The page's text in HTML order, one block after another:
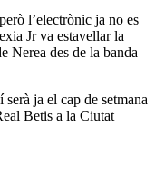
l’electrònic ja no es
Jr va estavellar la
Nerea des de la banda
ja el cap de setmana
Betis a la Ciutat